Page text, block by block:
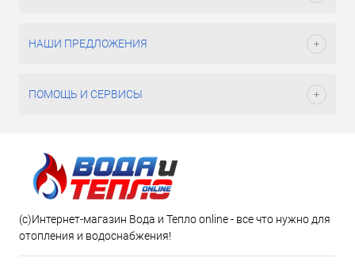
НАШИ ПРЕДЛОЖЕНИЯ
ПОМОЩЬ И СЕРВИСЫ
(c)Интернет-магазин Вода и Тепло online - все что нужно для
отопления и водоснабжения!